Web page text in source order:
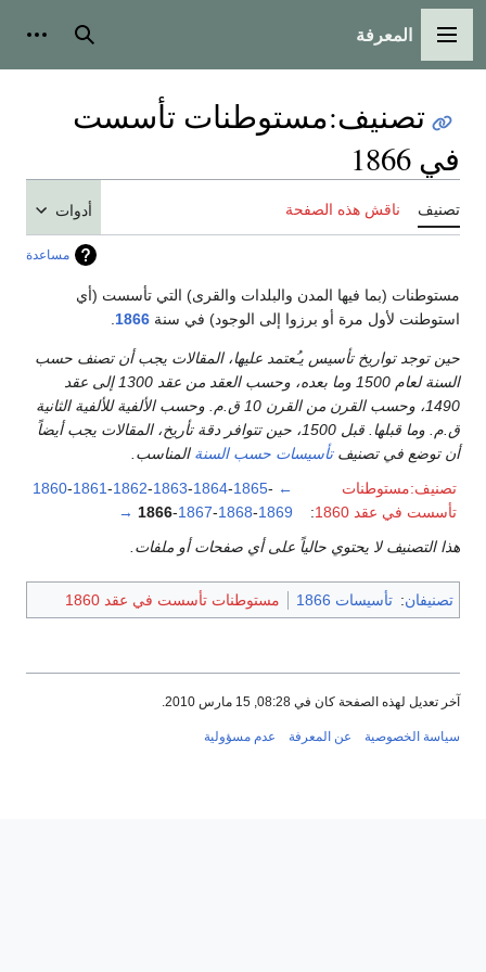
القائمة الرئيسية
المعرفة بحث
تصنيف:مستوطنات تأسست
في 1866
تصنيف ناقش هذه الصفحة أدوات
مساعدة
مستوطنات (بما فيها المدن والبلدات والقرى) التي تأسست (أي
استوطنت لأول مرة أو برزوا إلى الوجود) في سنة 1866
حين توجد تواريخ تأسيس يـُعتمد عليها، المقالات يجب أن تصنف حسب
السنة لعام 1500 وما بعده، وحسب العقد من عقد 1300 إلى عقد
1490، وحسب القرن من القرن 10 ق.م. وحسب الألفية للألفية الثانية
ق.م. وما قبلها. قبل 1500، حين تتوافر دقة تأريخ، المقالات يجب أيضاً
أن توضع في تصنيفتأسيسات حسب السنة المناسب.
تصنيف:مستوطنات
تأسست في عقد 1860
:
←
1860-1861-1862-1863-1864-1865-
1866-1867-1868-1869
→
هذا التصنيف لا يحتوي حالياً على أي صفحات أو ملفات.
تصنيفان: تأسيسات 1866 مستوطنات تأسست في عقد 1860
آخر تعديل لهذه الصفحة كان في 08:28, 15 مارس 2010.
سياسة الخصوصية عن المعرفة عدم مسؤولية